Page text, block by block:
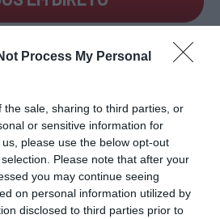
Process My Personal
the sale, sharing to third parties, or
or sensitive information for
please use the below opt-out
Please note that after your
you may continue seeing
on personal information utilized by
disclosed to third parties prior to
JOGOS
DE ÁRBITROS